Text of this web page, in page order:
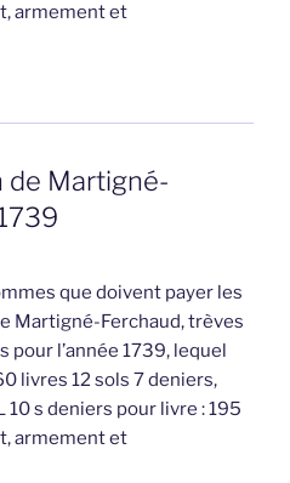
armement et
de Martigné-
que doivent payer les
Martigné-Ferchaud, trèves
l’année 1739, lequel
livres 12 sols 7 deniers,
10 s deniers pour livre : 195
armement et